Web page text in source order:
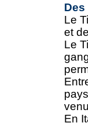
Le
et
Le
En